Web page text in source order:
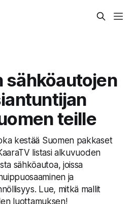
sähköautojen
teille
kestää Suomen pakkaset
listasi alkuvuoden
sähköautoa, joissa
ja
Lue, mitkä mallit
luottamuksen!